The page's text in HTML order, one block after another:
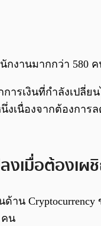
นักงานมากกว่า
ารเงินที่กำลังเปลี่
เนื่องจากต้องการ
งเมื่อต้องเ
าน
คน